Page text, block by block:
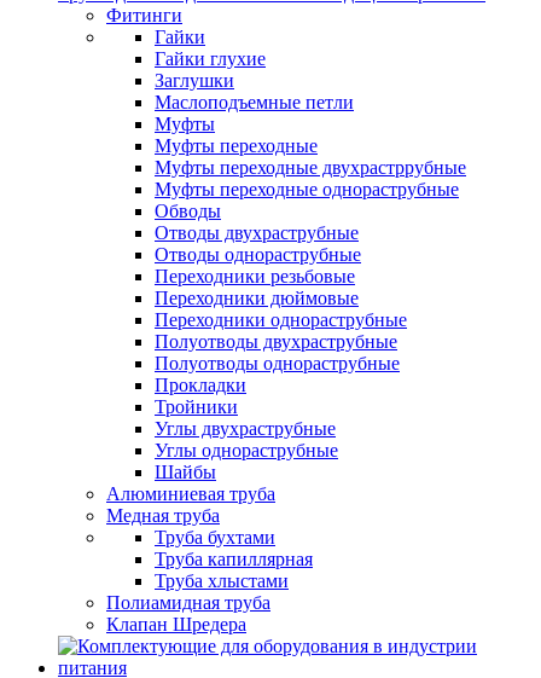
Фитинги
Гайки
Гайки глухие
Заглушки
Маслоподъемные петли
Муфты
Муфты переходные
Муфты переходные двухрастррубные
Муфты переходные однораструбные
Обводы
Отводы двухраструбные
Отводы однораструбные
Переходники резьбовые
Переходники дюймовые
Переходники однораструбные
Полуотводы двухраструбные
Полуотводы однораструбные
Прокладки
Тройники
Углы двухраструбные
Углы однораструбные
Шайбы
Алюминиевая труба
Медная труба
Труба бухтами
Труба капиллярная
Труба хлыстами
Полиамидная труба
Клапан Шредера